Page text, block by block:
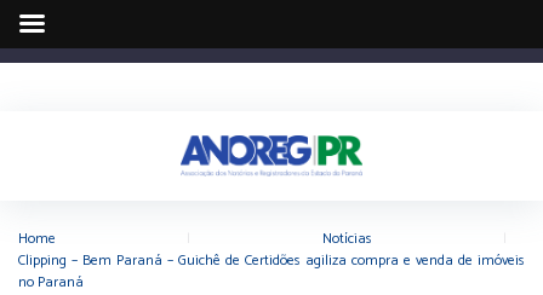
Home Notícias
Clipping – Bem Paraná – Guichê de Certidões agiliza compra e venda de imóveis
no Paraná